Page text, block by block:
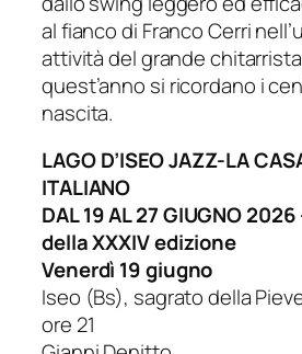
al fianco di Franco Cerri
attività del grande
quest’anno si ricordano i
nascita.
LAGO D’ISEO JAZZ-LA
ITALIANO
DAL 19 AL 27 GIUGNO 2026
della XXXIV edizione
Venerdì 19 giugno
Iseo (Bs), sagrato della
ore 21